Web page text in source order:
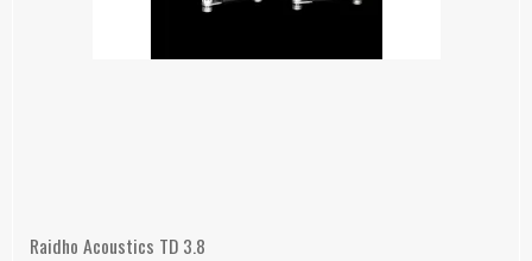
Raidho Acoustics TD 3.8